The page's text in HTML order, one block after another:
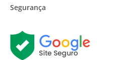
Segurança